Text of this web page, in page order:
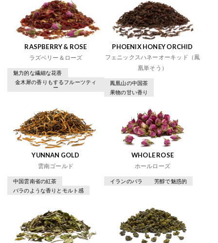
RASPBERRY & ROSE
ラズベリー＆ローズ
魅力的な繊細な花香
金木犀の香りもするフルーツティ
ー
PHOENIX HONEY ORCHID
フェニックスハネーオーキッド（鳳
凰単そう）
鳳凰山の中国茶
果物の甘い香り
YUNNAN GOLD
雲南ゴールド
中国雲南省の紅茶
バラのような香りとモルト感
WHOLE ROSE
ホールローズ
イランのバラ 芳醇で魅惑的